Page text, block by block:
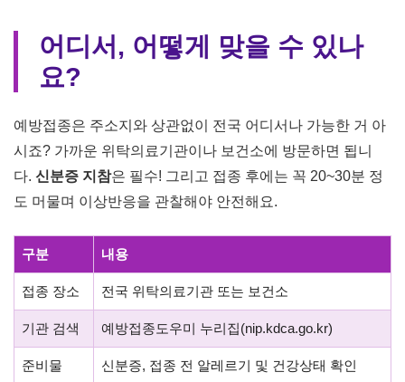
어디서, 어떻게 맞을 수 있나
요?
예방접종은 주소지와 상관없이 전국 어디서나 가능한 거 아
시죠? 가까운 위탁의료기관이나 보건소에 방문하면 됩니
다. 신분증 지참은 필수! 그리고 접종 후에는 꼭 20~30분 정
도 머물며 이상반응을 관찰해야 안전해요.
구분 내용
접종 장소 전국 위탁의료기관 또는 보건소
기관 검색 예방접종도우미 누리집(nip.kdca.go.kr)
준비물 신분증, 접종 전 알레르기 및 건강상태 확인